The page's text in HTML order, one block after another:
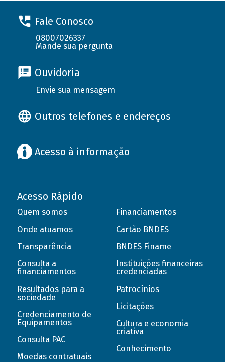
Fale Conosco
08007026337
Mande sua pergunta
Ouvidoria
Envie sua mensagem
Outros telefones e endereços
Acesso à informação
Acesso Rápido
Quem somos
Onde atuamos
Transparência
Consulta a
financiamentos
Resultados para a
sociedade
Credenciamento de
Equipamentos
Consulta PAC
Moedas contratuais
Financiamentos
Cartão BNDES
BNDES Finame
Instituições financeiras
credenciadas
Patrocínios
Licitações
Cultura e economia
criativa
Conhecimento